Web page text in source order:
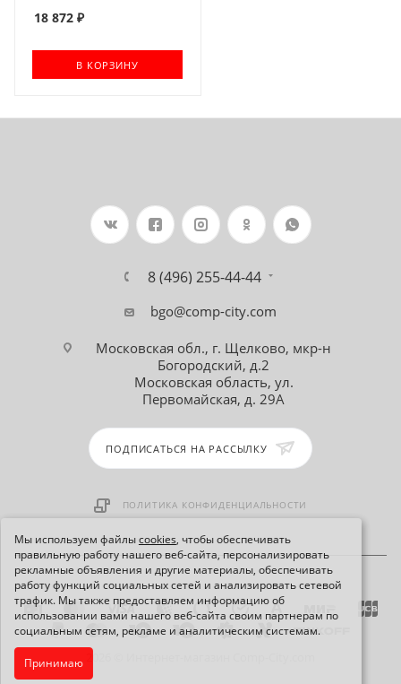
Мы используем файлыcookies, чтобы обеспечивать
правильную работу нашего веб-сайта, персонализировать
рекламные объявления и другие материалы, обеспечивать
работу функций социальных сетей и анализировать сетевой
трафик. Мы также предоставляем информацию об
использовании вами нашего веб-сайта своим партнерам по
социальным сетям, рекламе и аналитическим системам.
Принимаю
18 872 ₽
В КОРЗИНУ
8 (496) 255-44-44
bgo@comp-city.com
Московская обл., г. Щелково, мкр-н
Богородский, д.2
Московская область, ул.
Первомайская, д. 29А
ПОДПИСАТЬСЯ НА РАССЫЛКУ
ПОЛИТИКА КОНФИДЕНЦИАЛЬНОСТИ